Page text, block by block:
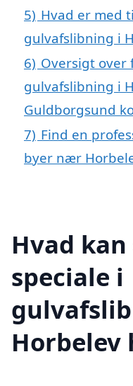
5) Hvad er med
gulvafslibning i
6) Oversigt over
gulvafslibning i
Guldborgsund
7) Find en
byer nær
Hvad
speciale i
Horbelev